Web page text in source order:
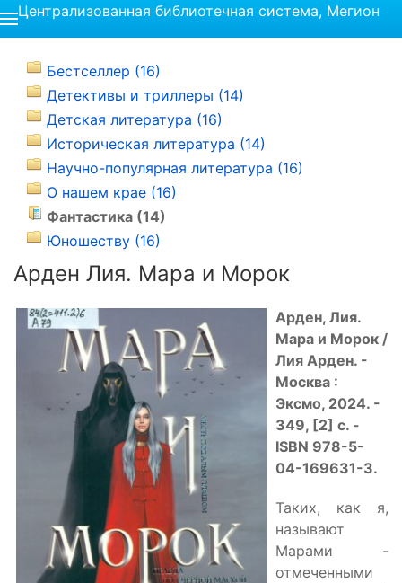
Централизованная библиотечная система, Мегион
Бестселлер (16)
Детективы и триллеры (14)
Детская литература (16)
Историческая литература (14)
Научно-популярная литература (16)
О нашем крае (16)
Фантастика (14)
Юношеству (16)
Арден Лия. Мара и Морок
Арден, Лия.
Мара и Морок /
Лия Арден. -
Москва :
Эксмо, 2024. -
349, [2] с. -
ISBN 978-5-
04-169631-3.
Таких, как я,
называют
Марами -
отмеченными